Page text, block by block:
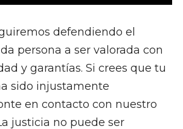
defendiendo el
persona a ser valorada con
y garantías. Si crees que tu
sido injustamente
en contacto con nuestro
justicia no puede ser